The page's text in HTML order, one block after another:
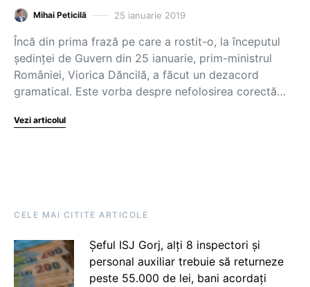
Mihai Peticilă 25 ianuarie 2019
Încă din prima frază pe care a rostit-o, la începutul
şedinţei de Guvern din 25 ianuarie, prim-ministrul
României, Viorica Dăncilă, a făcut un dezacord
gramatical. Este vorba despre nefolosirea corectă…
Vezi articolul
CELE MAI CITITE ARTICOLE
Șeful ISJ Gorj, alți 8 inspectori și
personal auxiliar trebuie să returneze
peste 55.000 de lei, bani acordați